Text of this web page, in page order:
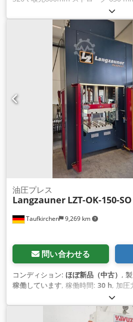
Ahzjck テーブル/ラム間距離 最大
ド寸法 710 x 600 mm テーブルサイ
最大1015mm 油の量 1100 l 労働時
ca.15 t 寸法 約1600 x 2200 x 4800
の寸法1200 x 400 x 1800 mm 機能テ
中、それはプレスラムが 100％漏れ
また、手動操作用のケーブルは何度
使用のためお客様で解体したため、
す。 操作説明書と電気図面がありま
Taufkirchen 9,269 km
油圧プレス
Langzauner LZT-OK-150-SO
問い合わせる
コンディション: ほぼ新品（中古） ,
稼働しています, 稼働時間: 30 h, 加圧
800 mm
抜力:20.5 t, 総重量:14,700 kg（キ
ント / マニュアル, 安全光幕